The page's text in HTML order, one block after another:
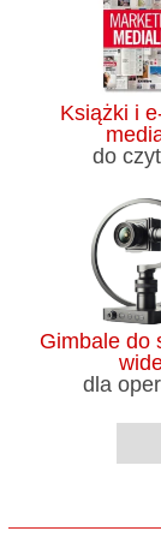
Książki i
do
Gimbale do
dla